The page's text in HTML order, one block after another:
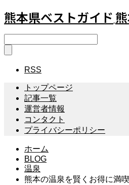
熊本県ベストガイド
RSS
トップページ
記事一覧
運営者情報
コンタクト
プライバシーポリシー
ホーム
BLOG
温泉
熊本の温泉を賢くお得に満